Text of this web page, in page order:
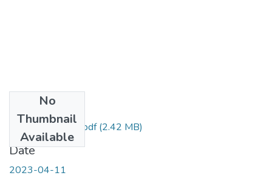
No
Thumbnail
Available
bensmaine-nadia.pdf(2.42 MB)
Date
2023-04-11